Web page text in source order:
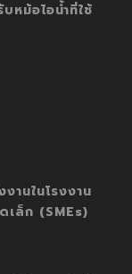
หม้อไอน้ำที่ใช้
านในโรงงาน
เล็ก (SMEs)